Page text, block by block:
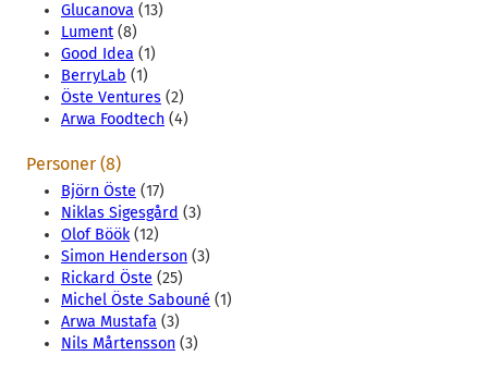
Glucanova (13)
Lument (8)
Good Idea (1)
BerryLab (1)
Öste Ventures (2)
Arwa Foodtech (4)
Personer (8)
Björn Öste (17)
Niklas Sigesgård (3)
Olof Böök(12)
Simon Henderson (3)
Rickard Öste (25)
Michel Öste Sabouné (1)
Arwa Mustafa (3)
Nils Mårtensson (3)